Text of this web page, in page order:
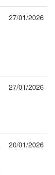
27/01/2026
27/01/2026
20/01/2026